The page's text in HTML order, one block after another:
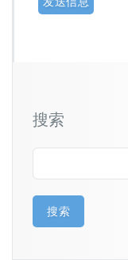
搜索
搜索